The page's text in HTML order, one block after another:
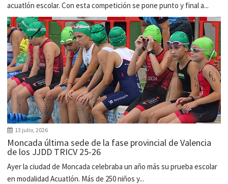
acuatlón escolar. Con esta competición se pone punto y final a...
13 julio, 2026
Moncada última sede de la fase provincial de Valencia
de los JJDD TRICV 25-26
Ayer la ciudad de Moncada celebraba un año más su prueba escolar
en modalidad Acuatlón. Más de 250 niños y...